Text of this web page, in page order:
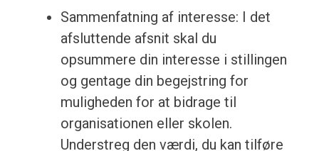
Sammenfatning af interesse: I det
afsluttende afsnit skal du
opsummere din interesse i stillingen
og gentage din begejstring for
muligheden for at bidrage til
organisationen eller skolen.
Understreg den værdi, du kan tilføre